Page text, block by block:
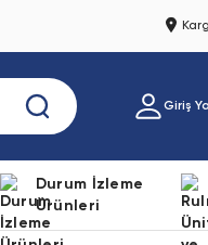
Giriş
Durum İzleme
Ürünleri